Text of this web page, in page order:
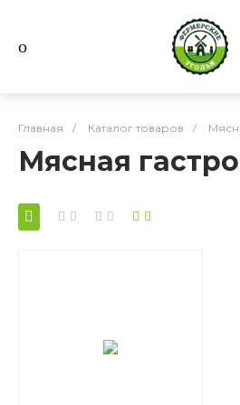
Главная / Каталог товаров /
Мясная